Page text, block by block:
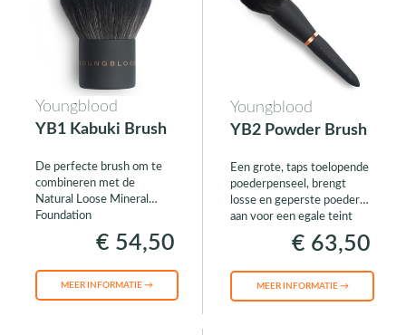
Youngblood
YB1 Kabuki Brush
De perfecte brush om te
combineren met de
Natural Loose Mineral
Foundation
€ 54,50
MEER INFORMATIE →
Youngblood
YB2 Powder Brush
Een grote, taps toelopende
poederpenseel, brengt
losse en geperste poeders
aan voor een egale teint
€ 63,50
MEER INFORMATIE →